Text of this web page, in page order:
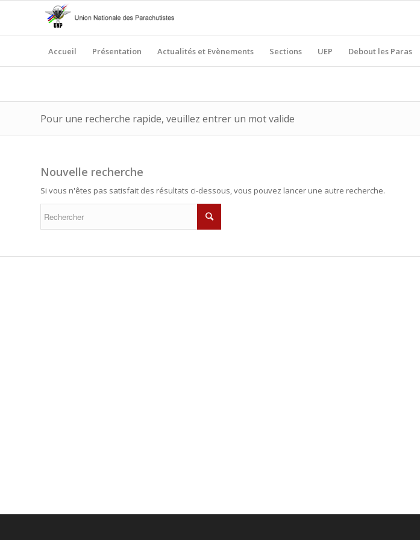
Accueil Présentation Actualités et Evènements Sections UEP Debout les Paras
Pour une recherche rapide, veuillez entrer un mot valide
Nouvelle recherche
Si vous n'êtes pas satisfait des résultats ci-dessous, vous pouvez lancer une autre recherche.